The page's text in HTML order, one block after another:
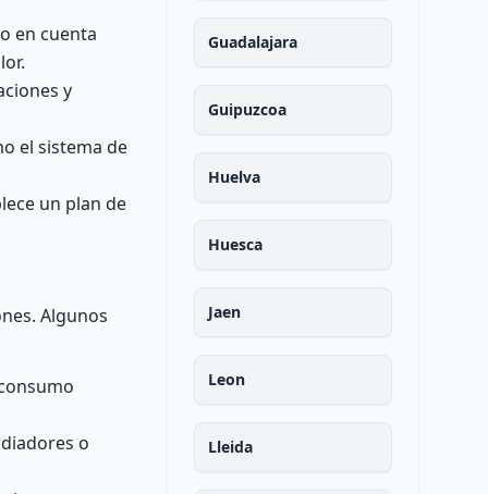
en cuenta
y
el sistema de
un plan de
Algunos
o
Guadalajara
Guipuzcoa
Huelva
Huesca
Jaen
Leon
Lleida